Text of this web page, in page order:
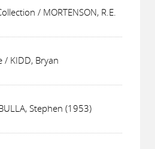
/ MORTENSON, R.E.
/ KIDD, Bryan
Stephen (1953)